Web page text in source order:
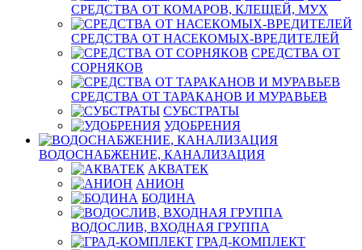
СРЕДСТВА ОТ КОМАРОВ, КЛЕЩЕЙ, МУХ
СРЕДСТВА ОТ НАСЕКОМЫХ-ВРЕДИТЕЛЕЙ
СРЕДСТВА ОТ
СОРНЯКОВ
СРЕДСТВА ОТ ТАРАКАНОВ И МУРАВЬЕВ
СУБСТРАТЫ
УДОБРЕНИЯ
ВОДОСНАБЖЕНИЕ, КАНАЛИЗАЦИЯ
АКВАТЕК
АНИОН
БОДИНА
ВОДОСЛИВ, ВХОДНАЯ ГРУППА
ГРАД-КОМПЛЕКТ